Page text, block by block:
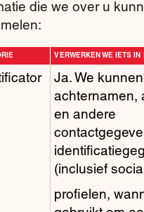
die we over u
VERWERKEN WE IETS IN
Ja. We
achternamen,
en andere
(inclusief
profielen,